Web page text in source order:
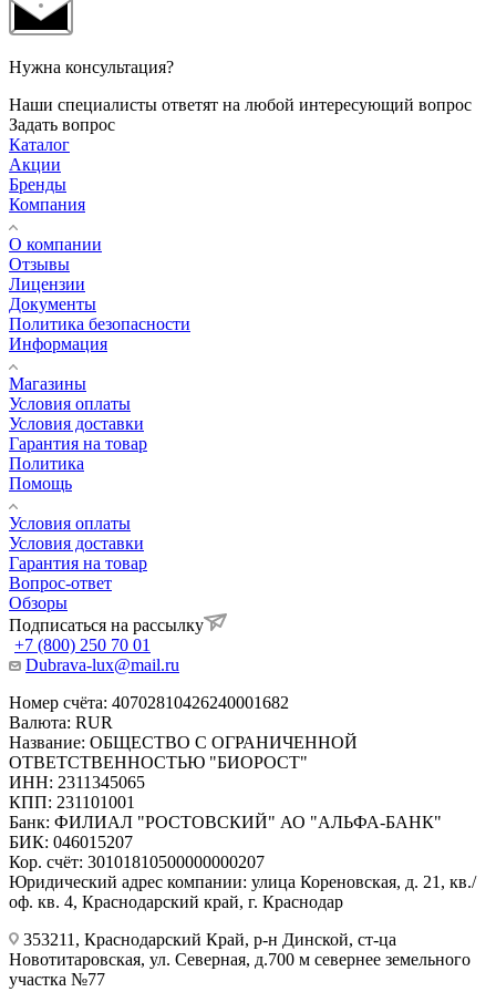
Нужна консультация?
Наши специалисты ответят на любой интересующий вопрос
Задать вопрос
Каталог
Акции
Бренды
Компания
О компании
Отзывы
Лицензии
Документы
Политика безопасности
Информация
Магазины
Условия оплаты
Условия доставки
Гарантия на товар
Политика
Помощь
Условия оплаты
Условия доставки
Гарантия на товар
Вопрос-ответ
Обзоры
Подписаться на рассылку
+7 (800) 250 70 01
Dubrava-lux@mail.ru
Номер счёта: 40702810426240001682
Валюта: RUR
Название: ОБЩЕСТВО С ОГРАНИЧЕННОЙ
ОТВЕТСТВЕННОСТЬЮ "БИОРОСТ"
ИНН: 2311345065
КПП: 231101001
Банк: ФИЛИАЛ "РОСТОВСКИЙ" АО "АЛЬФА-БАНК"
БИК: 046015207
Кор. счёт: 30101810500000000207
Юридический адрес компании: улица Кореновская, д. 21, кв./
оф. кв. 4, Краснодарский край, г. Краснодар
353211, Краснодарский Край, р-н Динской, ст-ца
Новотитаровская, ул. Северная, д.700 м севернее земельного
участка №77